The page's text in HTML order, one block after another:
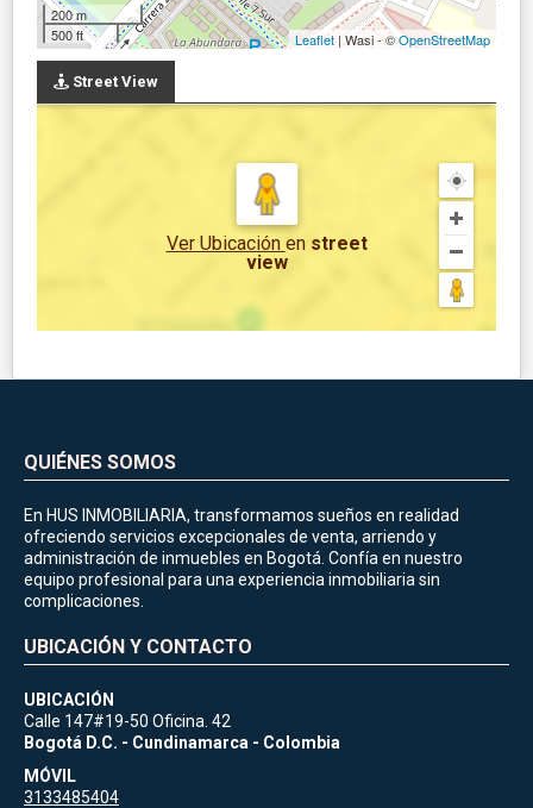
200 m
500 ft
Leaflet | Wasi - ©OpenStreetMap
Street View
Ver Ubicación en street
view
QUIÉNES SOMOS
En HUS INMOBILIARIA, transformamos sueños en realidad
ofreciendo servicios excepcionales de venta, arriendo y
administración de inmuebles en Bogotá. Confía en nuestro
equipo profesional para una experiencia inmobiliaria sin
complicaciones.
UBICACIÓN Y CONTACTO
UBICACIÓN
Calle 147#19-50 Oficina. 42
Bogotá D.C. - Cundinamarca - Colombia
MÓVIL
3133485404